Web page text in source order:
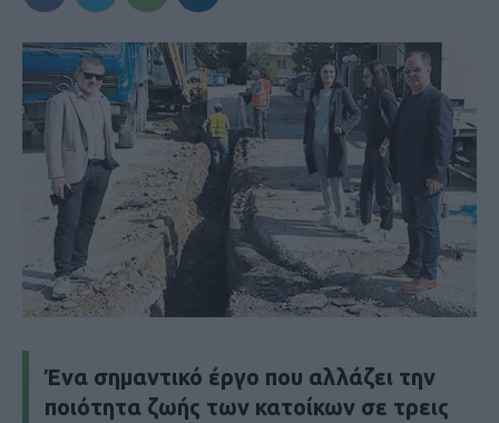
Ένα σημαντικό έργο που αλλάζει την
ποιότητα ζωής των κατοίκων σε τρεις